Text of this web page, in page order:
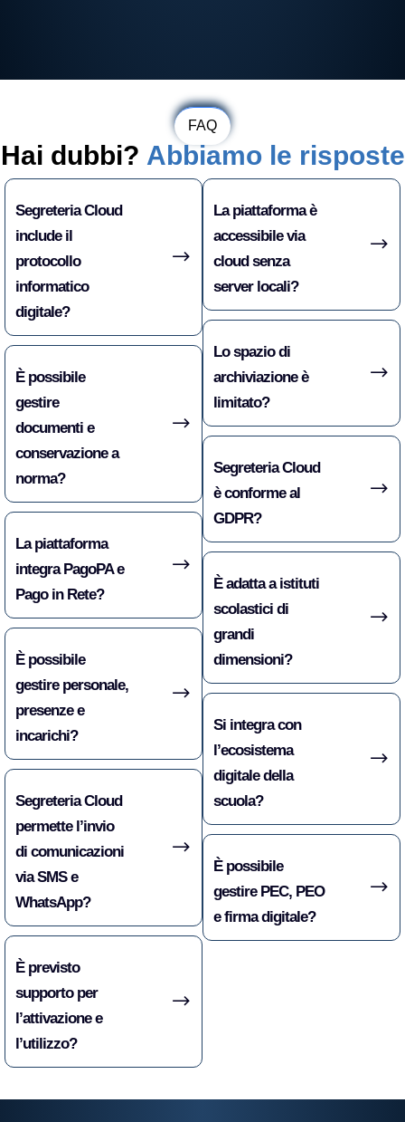
FAQ
Hai dubbi? Abbiamo le risposte
Segreteria Cloud
include il
protocollo
informatico
digitale?
È possibile
gestire
documenti e
conservazione a
norma?
La piattaforma
integra PagoPA e
Pago in Rete?
È possibile
gestire personale,
presenze e
incarichi?
Segreteria Cloud
permette l’invio
di comunicazioni
via SMS e
WhatsApp?
È previsto
supporto per
l’attivazione e
l’utilizzo?
La piattaforma è
accessibile via
cloud senza
server locali?
Lo spazio di
archiviazione è
limitato?
Segreteria Cloud
è conforme al
GDPR?
È adatta a istituti
scolastici di
grandi
dimensioni?
Si integra con
l’ecosistema
digitale della
scuola?
È possibile
gestire PEC, PEO
e firma digitale?